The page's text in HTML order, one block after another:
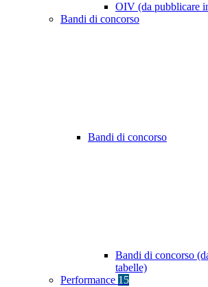
OIV (da pubblicare
Bandi di concorso
Bandi di concorso
Bandi di concorso
tabelle)
Performance 15